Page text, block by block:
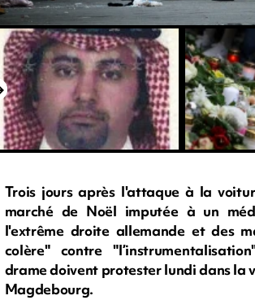
Trois jours après l'attaque à la
marché de Noël imputée à un
l'extrême droite allemande et des
colère" contre
drame doivent protester lundi dans la
Magdebourg.